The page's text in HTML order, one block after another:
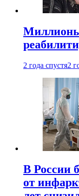
2 года спустя2
В России
от